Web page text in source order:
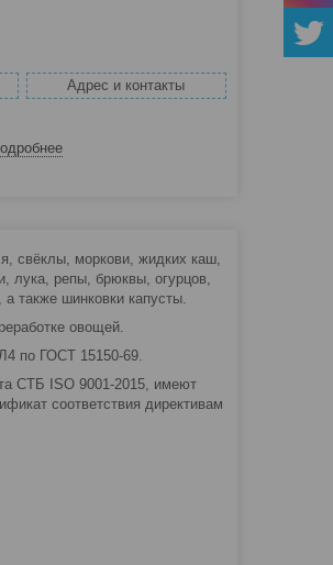
Адрес и контакты
свёклы, моркови, жидких каш,
лука, репы, брюквы, огурцов,
также шинковки капусты.
овощей.
по ГОСТ 15150-69.
СТБ ISO 9001-2015, имеют
соответствия директивам